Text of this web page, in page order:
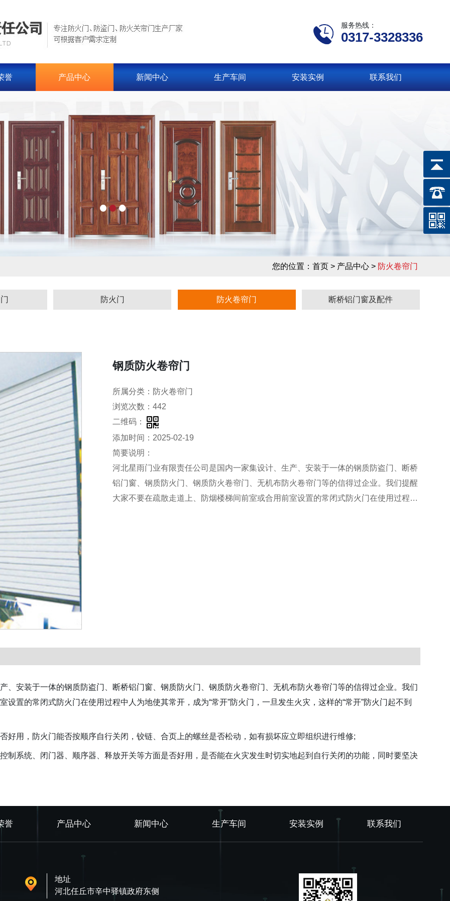
服务热线：
0317-3328336
誉 产品中心 新闻中心 生产车间 安装实例 联系我们
您的位置：首页 > 产品中心 > 防火卷帘门
防火门 防火卷帘门 断桥铝门窗及配件
钢质防火卷帘门
所属分类：防火卷帘门
浏览次数：442
二维码：
添加时间：2025-02-19
简要说明：
河北星雨门业有限责任公司是国内一家集设计、生产、安装于一体的钢质防盗门、断桥
铝门窗、钢质防火门、钢质防火卷帘门、无机布防火卷帘门等的信得过企业。我们提醒
大家不要在疏散走道上、防烟楼梯间前室或合用前室设置的常闭式防火门在使用过程中
、安装于一体的钢质防盗门、断桥铝门窗、钢质防火门、钢质防火卷帘门、无机布防火卷帘门等的信得过企业。我们
置的常闭式防火门在使用过程中人为地使其常开，成为“常开”防火门，一旦发生火灾，这样的“常开”防火门起不到
好用，防火门能否按顺序自行关闭，铰链、合页上的螺丝是否松动，如有损坏应立即组织进行维修;
制系统、闭门器、顺序器、释放开关等方面是否好用，是否能在火灾发生时切实地起到自行关闭的功能，同时要坚决
誉 产品中心 新闻中心 生产车间 安装实例 联系我们
地址
河北任丘市辛中驿镇政府东侧